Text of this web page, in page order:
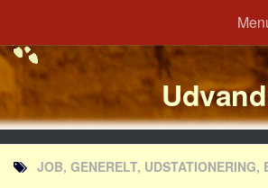
Portal
Udvandrerne.dk
Utvandrerne.no
Utvandrarna.se
Tyskland.dk
JOB, GENERELT,